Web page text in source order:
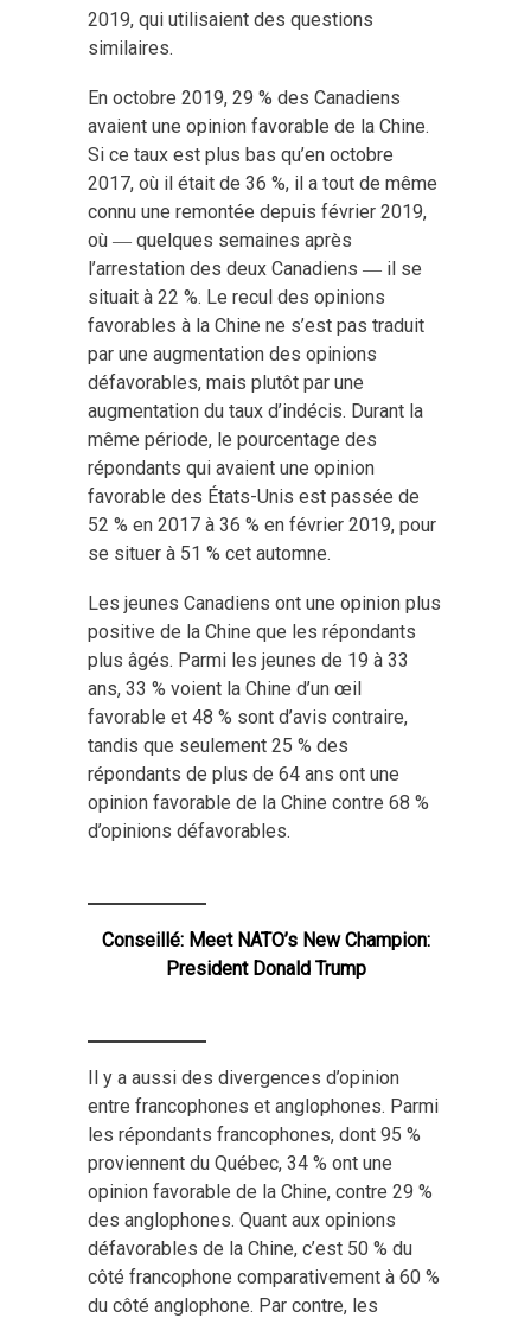
2019, qui utilisaient des questions
similaires.
En octobre 2019, 29 % des Canadiens
avaient une opinion favorable de la Chine.
Si ce taux est plus bas qu’en octobre
2017, où il était de 36 %, il a tout de même
connu une remontée depuis février 2019,
où ― quelques semaines après
l’arrestation des deux Canadiens ― il se
situait à 22 %. Le recul des opinions
favorables à la Chine ne s’est pas traduit
par une augmentation des opinions
défavorables, mais plutôt par une
augmentation du taux d’indécis. Durant la
même période, le pourcentage des
répondants qui avaient une opinion
favorable des États-Unis est passée de
52 % en 2017 à 36 % en février 2019, pour
se situer à 51 % cet automne.
Les jeunes Canadiens ont une opinion plus
positive de la Chine que les répondants
plus âgés. Parmi les jeunes de 19 à 33
ans, 33 % voient la Chine d’un œil
favorable et 48 % sont d’avis contraire,
tandis que seulement 25 % des
répondants de plus de 64 ans ont une
opinion favorable de la Chine contre 68 %
d’opinions défavorables.
Conseillé: Meet NATO’s New Champion:
President Donald Trump
Il y a aussi des divergences d’opinion
entre francophones et anglophones. Parmi
les répondants francophones, dont 95 %
proviennent du Québec, 34 % ont une
opinion favorable de la Chine, contre 29 %
des anglophones. Quant aux opinions
défavorables de la Chine, c’est 50 % du
côté francophone comparativement à 60 %
du côté anglophone. Par contre, les